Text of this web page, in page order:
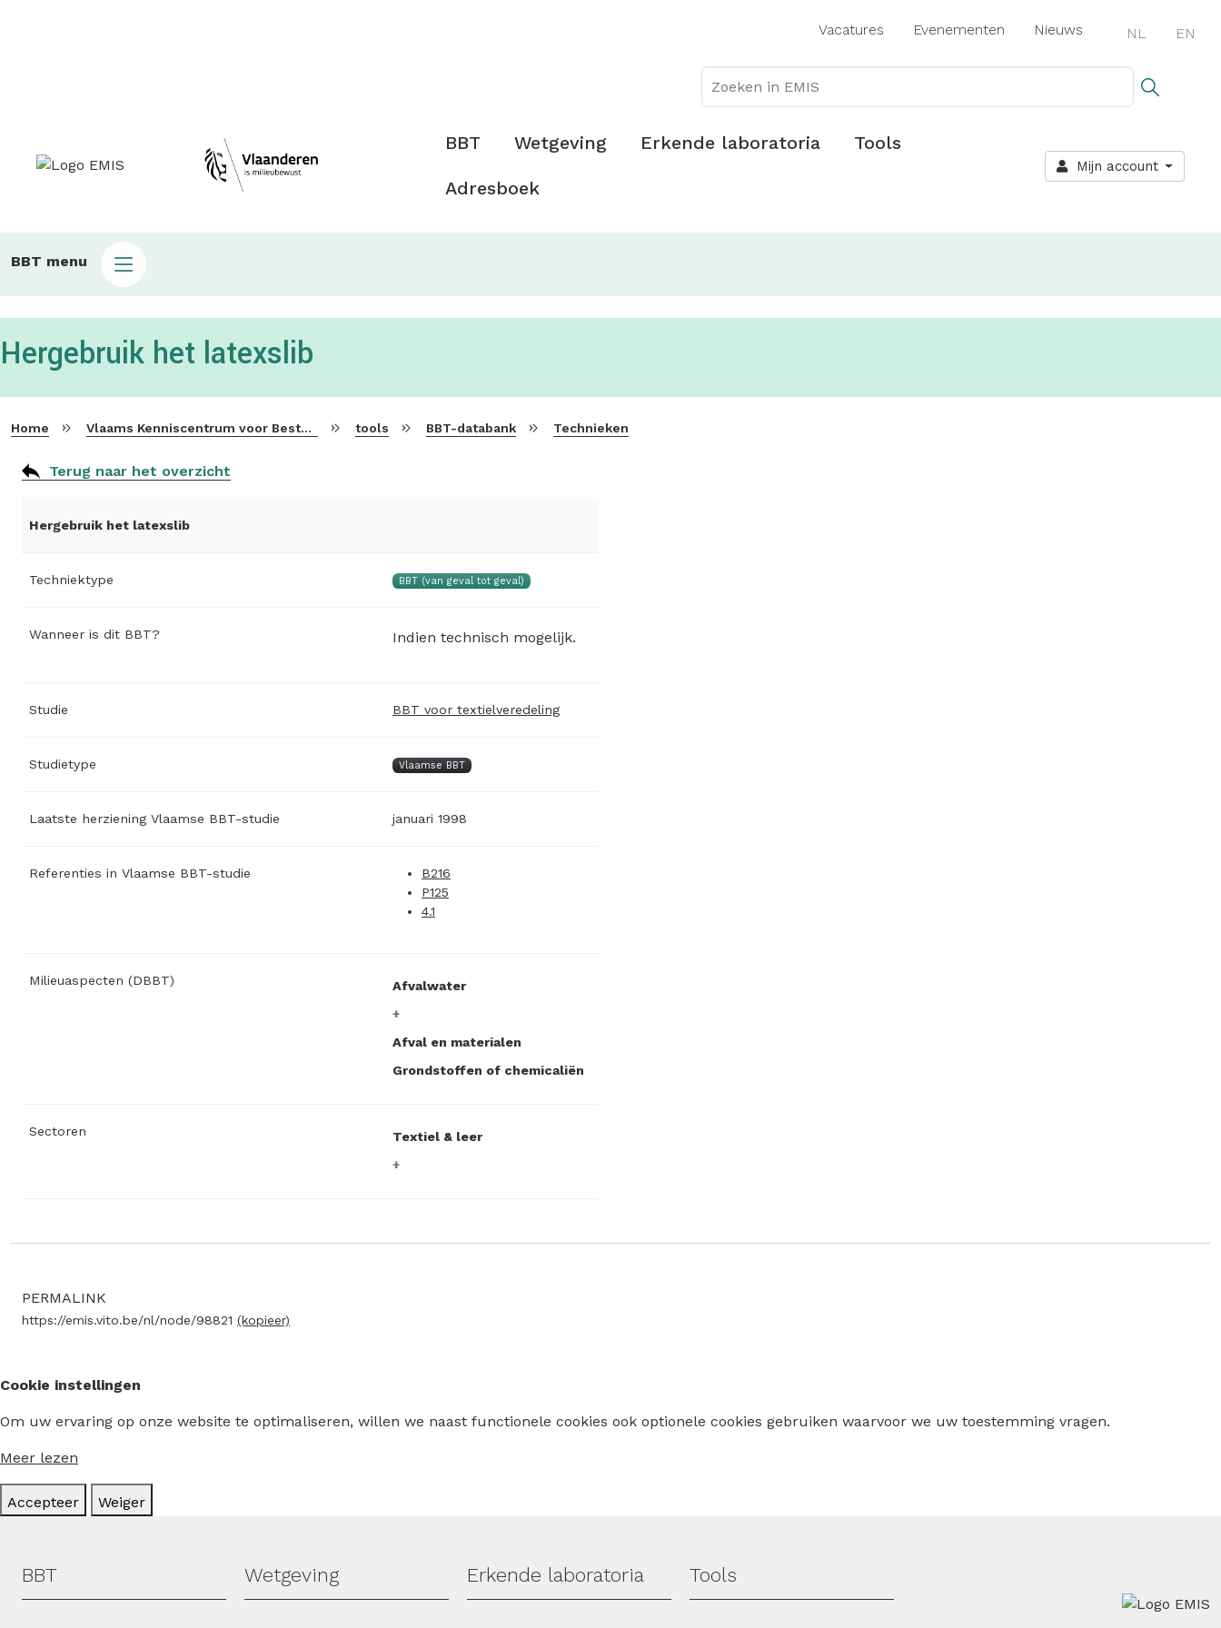
Vacatures Evenementen Nieuws NL EN
Hoofdmenu
BBT Wetgeving Erkende laboratoria Tools
Adresboek
Mijn account
Main
bbt
BBT menu
Hergebruik het latexslib
Home Vlaams Kenniscentrum voor Beste Beschikbare Technieken tools BBT-databank Technieken
Terug naar het overzicht
Hergebruik het latexslib
Techniektype BBT (van geval tot geval)
Wanneer is dit BBT? Indien technisch mogelijk.
Studie BBT voor textielveredeling
Studietype Vlaamse BBT
Laatste herziening Vlaamse BBT-studie januari 1998
Referenties in Vlaamse BBT-studie
B216
P125
4.1
Milieuaspecten (DBBT) Afvalwater
Afval en materialen
Grondstoffen of chemicaliën
Sectoren Textiel & leer
PERMALINK
https://emis.vito.be/nl/node/98821 (kopieer)
Cookie instellingen
Om uw ervaring op onze website te optimaliseren, willen we naast functionele cookies ook optionele cookies gebruiken waarvoor we uw toestemming vragen.
Meer lezen
Accepteer Weiger
Hoofdmenu
BBT Wetgeving Erkende laboratoria Tools